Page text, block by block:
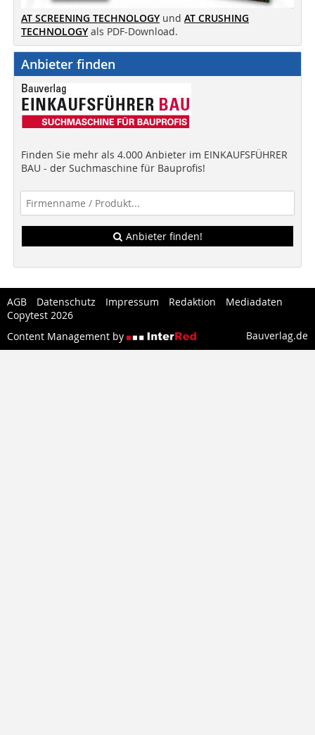
AT SCREENING TECHNOLOGY und AT CRUSHING
TECHNOLOGY als PDF-Download.
Anbieter finden
Finden Sie mehr als 4.000 Anbieter im EINKAUFSFÜHRER
BAU - der Suchmaschine für Bauprofis!
Anbieter finden!
AGB Datenschutz Impressum Redaktion
Mediadaten
Copytest 2026
Content Management by
Bauverlag.de